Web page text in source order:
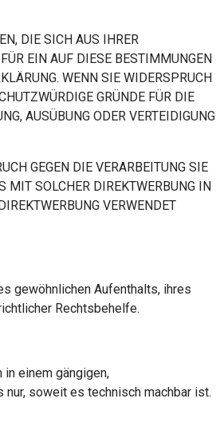
DIE SICH AUS IHRER
EIN AUF DIESE BESTIMMUNGEN
WENN SIE WIDERSPRUCH
GRÜNDE FÜR DIE
AUSÜBUNG ODER VERTEIDIGUNG
GEGEN DIE VERARBEITUNG SIE
MIT SOLCHER DIREKTWERBUNG IN
VERWENDET
gewöhnlichen Aufenthalts, ihres
Rechtsbehelfe.
in einem gängigen,
soweit es technisch machbar ist.